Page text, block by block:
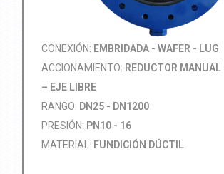
CONEXIÓN: EMBRIDADA - WAFER - LUG
ACCIONAMIENTO: REDUCTOR
– EJE LIBRE
RANGO: DN25 - DN1200
PRESIÓN: PN10 - 16
MATERIAL: FUNDICIÓN DÚCTIL